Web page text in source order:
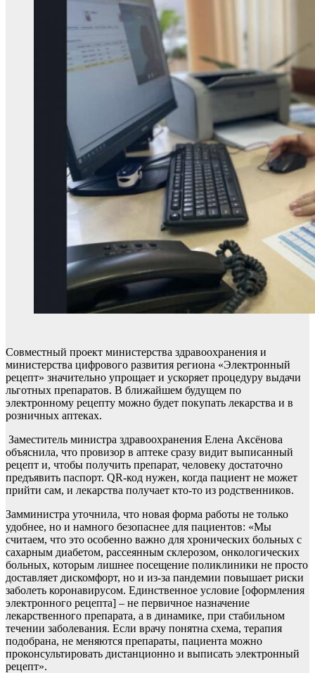
Совместный проект министерства здравоохранения и
министерства цифрового развития региона «Электронный
рецепт» значительно упрощает и ускоряет процедуру выдачи
льготных препаратов. В ближайшем будущем по
электронному рецепту можно будет покупать лекарства и в
розничных аптеках.
Заместитель министра здравоохранения Елена Аксёнова
объяснила, что провизор в аптеке сразу видит выписанный
рецепт и, чтобы получить препарат, человеку достаточно
предъявить паспорт. QR-код нужен, когда пациент не может
прийти сам, и лекарства получает кто-то из родственников.
Замминистра уточнила, что новая форма работы не только
удобнее, но и намного безопаснее для пациентов: «Мы
считаем, что это особенно важно для хронических больных с
сахарным диабетом, рассеянным склерозом, онкологических
больных, которым лишнее посещение поликлиники не просто
доставляет дискомфорт, но и из-за пандемии повышает риски
заболеть коронавирусом. Единственное условие [оформления
электронного рецепта] – не первичное назначение
лекарственного препарата, а в динамике, при стабильном
течении заболевания. Если врачу понятна схема, терапия
подобрана, не меняются препараты, пациента можно
проконсультировать дистанционно и выписать электронный
рецепт».